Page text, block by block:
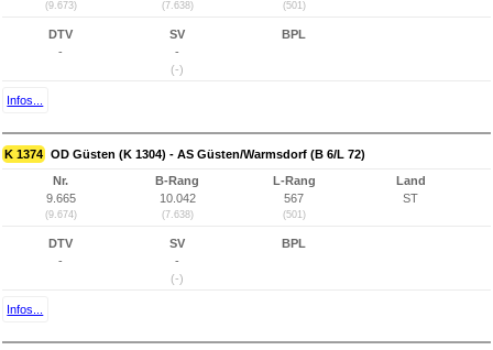
(9.673) (7.638) (501)
DTV
-
SV
-
(-)
BPL
Infos...
K 1374 OD Güsten (K 1304) - AS Güsten/Warmsdorf (B 6/L 72)
Nr.
9.665
(9.674)
B-Rang
10.042
(7.638)
L-Rang
567
(501)
Land
ST
DTV
-
SV
-
(-)
BPL
Infos...